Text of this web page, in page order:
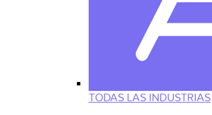
TODAS LAS INDUSTRIAS